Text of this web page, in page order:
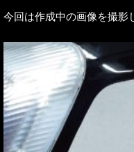
今回は作成中の画像を撮影